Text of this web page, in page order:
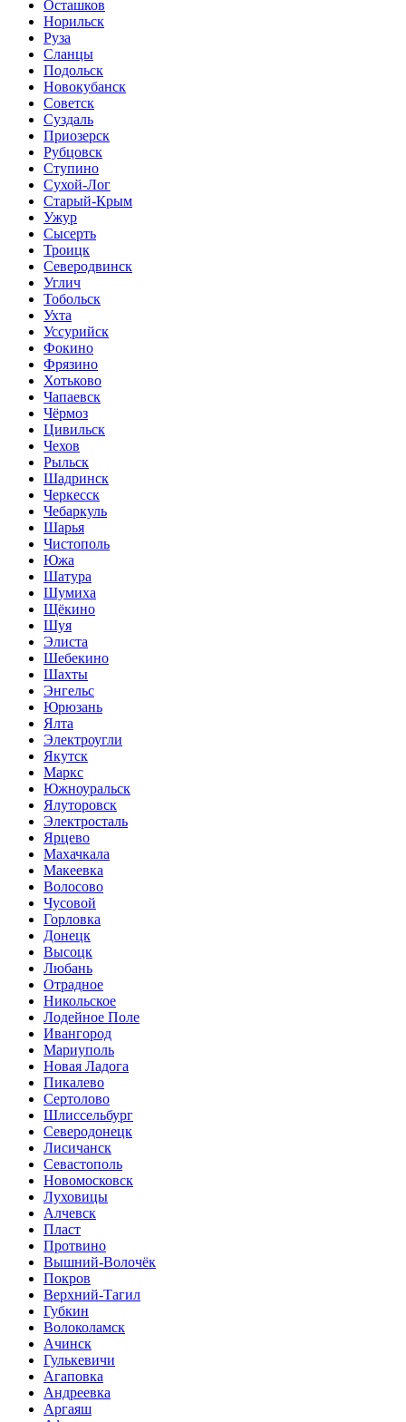
Осташков
Норильск
Руза
Сланцы
Подольск
Новокубанск
Советск
Суздаль
Приозерск
Рубцовск
Ступино
Сухой-Лог
Старый-Крым
Ужур
Сысерть
Троицк
Северодвинск
Углич
Тобольск
Ухта
Уссурийск
Фокино
Фрязино
Хотьково
Чапаевск
Чёрмоз
Цивильск
Чехов
Рыльск
Шадринск
Черкесск
Чебаркуль
Шарья
Чистополь
Южа
Шатура
Шумиха
Щёкино
Шуя
Элиста
Шебекино
Шахты
Энгельс
Юрюзань
Ялта
Электроугли
Якутск
Маркс
Южноуральск
Ялуторовск
Электросталь
Ярцево
Махачкала
Макеевка
Волосово
Чусовой
Горловка
Донецк
Высоцк
Любань
Отрадное
Никольское
Лодейное Поле
Ивангород
Мариуполь
Новая Ладога
Пикалево
Сертолово
Шлиссельбург
Северодонецк
Лисичанск
Севастополь
Новомосковск
Луховицы
Алчевск
Пласт
Протвино
Вышний-Волочёк
Покров
Верхний-Тагил
Губкин
Волоколамск
Ачинск
Гулькевичи
Агаповка
Андреевка
Аргаяш